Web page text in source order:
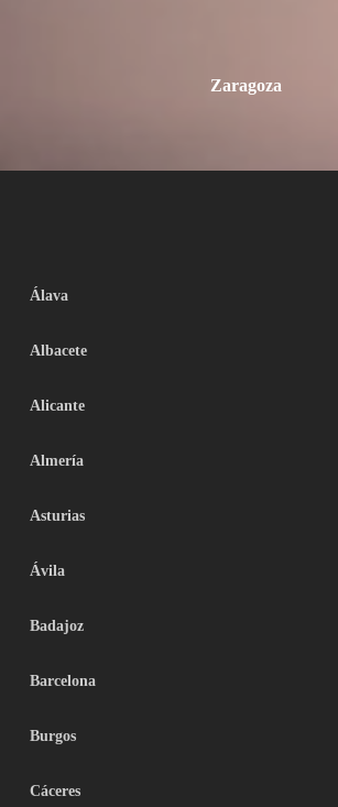
Zaragoza
Álava
Albacete
Alicante
Almería
Asturias
Ávila
Badajoz
Barcelona
Burgos
Cáceres